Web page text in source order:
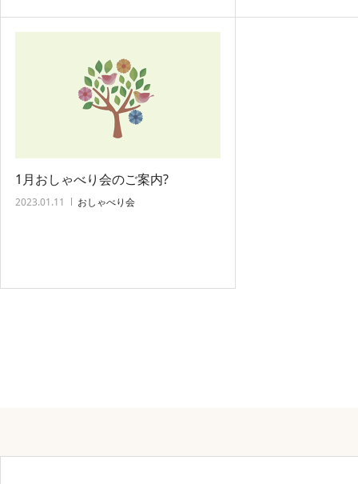
1月おしゃべり会のご案内?
2023.01.11 おしゃべり会